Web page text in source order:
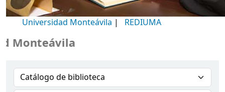
Universidad Monteávila | REDIUMA